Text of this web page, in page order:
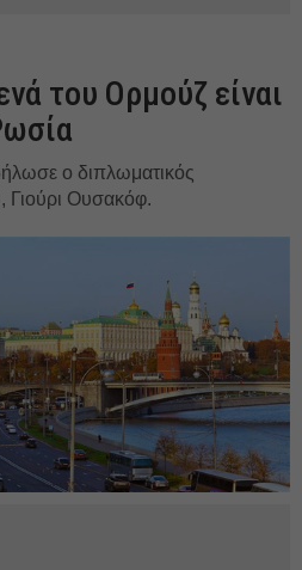
του Ορμούζ είναι
ο διπλωματικός
Γιούρι Ουσακόφ.